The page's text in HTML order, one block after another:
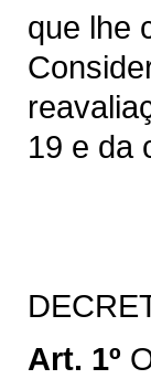
que lhe
19 e da
Art. 1º